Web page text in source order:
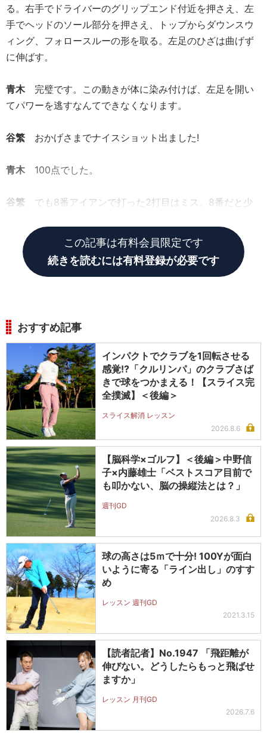
る。右手でドライバーのグリップエンド付近を押さえ、左
手でヘッドのソール部分を押さえ、トップからダウンスウ
ィング、フォロースルーの形を取る。左足のひざは曲げず
に伸ばす。
青木完璧です。この動きが体に染み付けば、左足を開い
てパワーを逃すなんてできなくなります。
谷繁 おかげさまでナイスショット出ました!
青木 100点でした。
谷繁 でも8番アイアンで打った2打目はミス。8番だと少
この記事は有料会員限定です
続きを読むには有料登録が必要です
おすすめ記事
インパクトでクラブを1回転させる
感覚!?「クルリンパ」のクラブさば
きで球をつかまえる！【スライス完
全撲滅】＜後編＞
スライス解消 レッスン
2026.8.6
【脳科学×ゴルフ】＜後編＞中野信
子×内藤雄士「ベストスコア目前で
も叩かない、脳の操縦法とは？」
週刊GD
2026.8.3
球の高さは5ｍで十分! 100Yが面白
いように寄る「ライン出し」のすす
め
レッスン 週刊GD
2021.3.15
【読者記者】No.1947 「飛距離が
伸びない。どうしたらもっと飛ばせ
ますか」
レッスン 月刊GD
2026.7.6